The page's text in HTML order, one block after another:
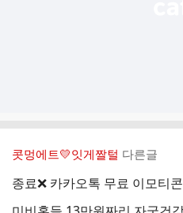
콧멍에트💛잇게짤털 다른글
종료❌ 카카오톡 무료 이모티콘